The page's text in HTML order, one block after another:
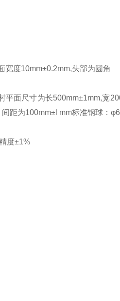
宽度10mm±0.2mm,头部为圆角
平面尺寸为长500mm±1mm,宽
距为100mm±l mm标准钢球：
度±1%